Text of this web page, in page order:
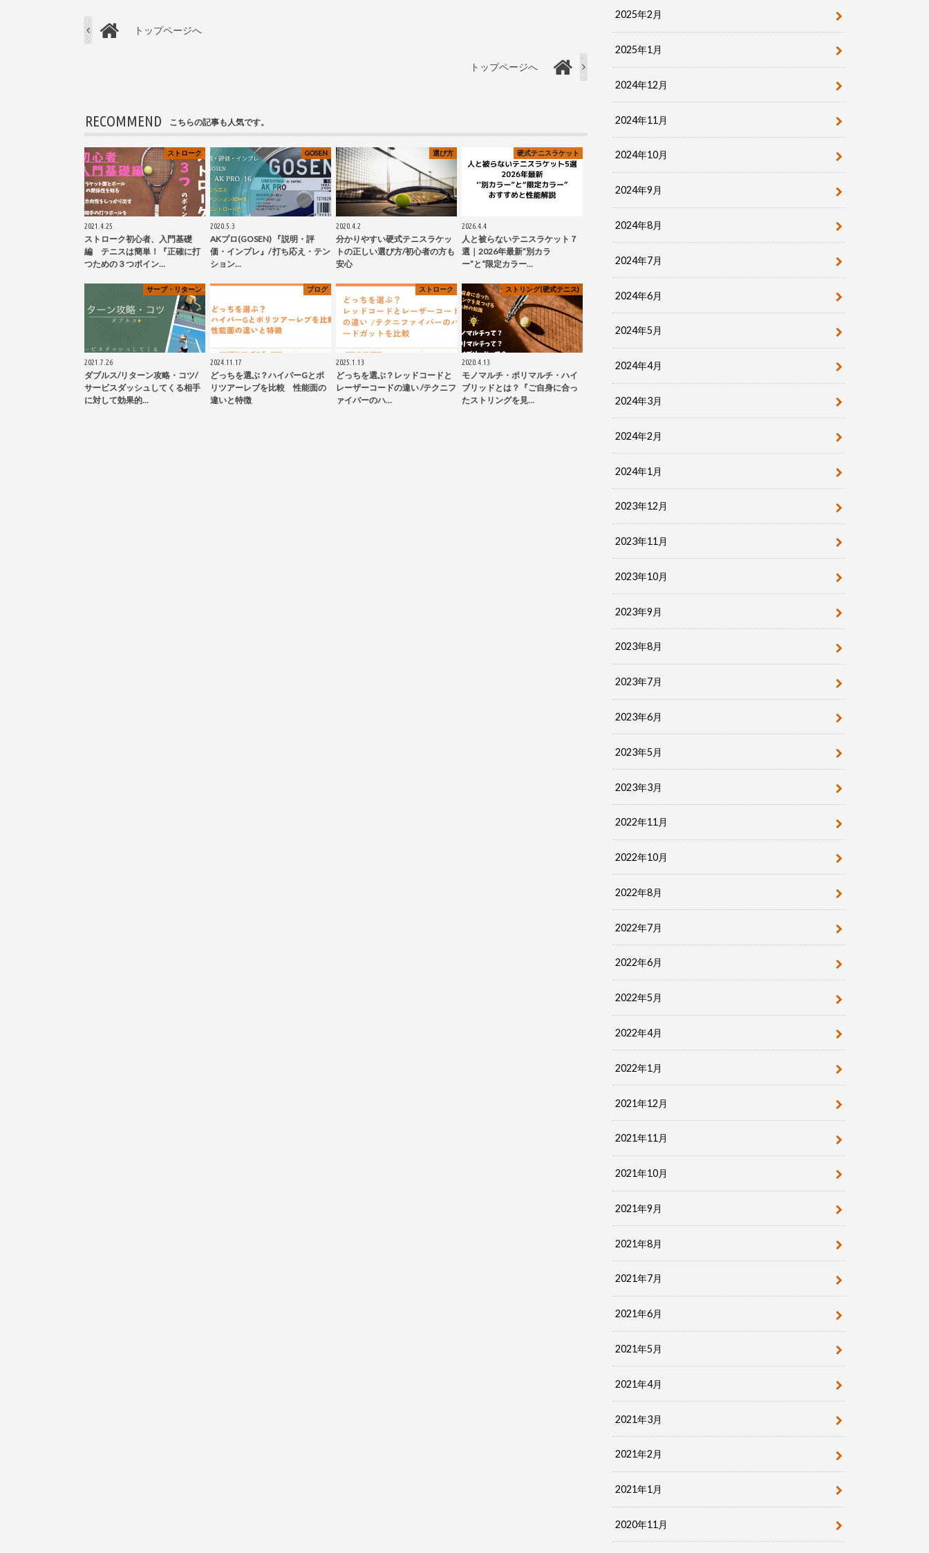
トップページへ
トップページへ
RECOMMEND こちらの記事も人気です。
ストローク
2021.4.25
ストローク初心者、入門基礎
編 テニスは簡単！『正確に打
つための３つポイン…
GOSEN
2020.5.3
AKプロ(GOSEN) 『説明・評
価・インプレ』/ 打ち応え・テン
ション…
選び方
2020.4.2
分かりやすい硬式テニスラケッ
トの正しい選び方/初心者の方も
安心
硬式テニスラケット
2026.4.4
人と被らないテニスラケット７
選｜2026年最新”別カラ
ー”と“限定カラー…
サーブ・リターン
2021.7.26
ダブルス/リターン攻略・コツ/
サービスダッシュしてくる相手
に対して効果的…
ブログ
2024.11.17
どっちを選ぶ？ハイパーGとポ
リツアーレブを比較 性能面の
違いと特徴
ストローク
2025.1.13
どっちを選ぶ？レッドコードと
レーザーコードの違い /テクニフ
ァイバーのハ…
ストリング(硬式テニス)
2020.4.13
モノマルチ・ポリマルチ・ハイ
ブリッドとは？『ご自身に合っ
たストリングを見…
2025年2月
2025年1月
2024年12月
2024年11月
2024年10月
2024年9月
2024年8月
2024年7月
2024年6月
2024年5月
2024年4月
2024年3月
2024年2月
2024年1月
2023年12月
2023年11月
2023年10月
2023年9月
2023年8月
2023年7月
2023年6月
2023年5月
2023年3月
2022年11月
2022年10月
2022年8月
2022年7月
2022年6月
2022年5月
2022年4月
2022年1月
2021年12月
2021年11月
2021年10月
2021年9月
2021年8月
2021年7月
2021年6月
2021年5月
2021年4月
2021年3月
2021年2月
2021年1月
2020年11月